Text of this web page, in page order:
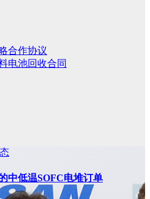
合作协议
电池回收合同
中低温SOFC电堆订单